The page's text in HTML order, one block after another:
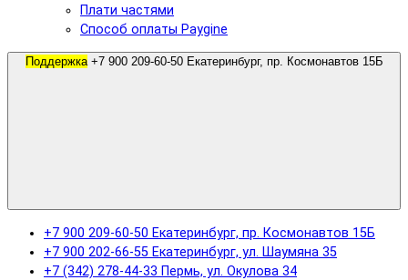
Плати частями
Способ оплаты Paygine
Поддержка
+7 900 209-60-50 Екатеринбург, пр. Космонавтов 15Б
+7 900 202-66-55 Екатеринбург, ул. Шаумяна 35
+7 (342) 278-44-33 Пермь, ул. Окулова 34